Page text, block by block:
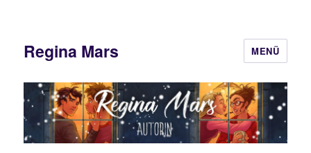
Regina Mars MENÜ